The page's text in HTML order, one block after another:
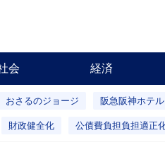
会 経済
おさるのジョージ 阪急阪神ホテ
財政健全化 公債費負担負担適正